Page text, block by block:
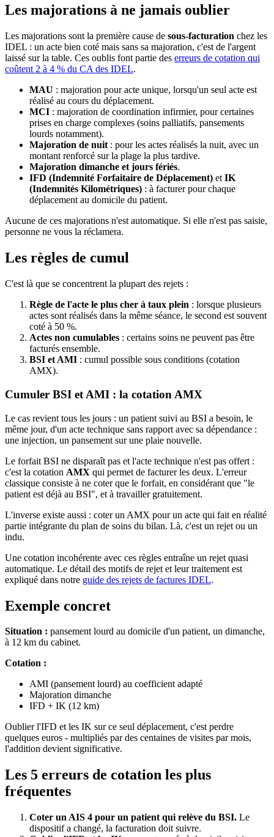
Les majorations à ne jamais oublier
Les majorations sont la première cause de sous-facturation chez les
IDEL : un acte bien coté mais sans sa majoration, c'est de l'argent
laissé sur la table. Ces oublis font partie des erreurs de cotation qui
coûtent 2 à 4 % du CA des IDEL.
MAU : majoration pour acte unique, lorsqu'un seul acte est
réalisé au cours du déplacement.
MCI : majoration de coordination infirmier, pour certaines
prises en charge complexes (soins palliatifs, pansements
lourds notamment).
Majoration de nuit : pour les actes réalisés la nuit, avec un
montant renforcé sur la plage la plus tardive.
Majoration dimanche et jours fériés.
IFD (Indemnité Forfaitaire de Déplacement) et IK
(Indemnités Kilométriques) : à facturer pour chaque
déplacement au domicile du patient.
Aucune de ces majorations n'est automatique. Si elle n'est pas saisie,
personne ne vous la réclamera.
Les règles de cumul
C'est là que se concentrent la plupart des rejets :
Règle de l'acte le plus cher à taux plein : lorsque plusieurs
actes sont réalisés dans la même séance, le second est souvent
coté à 50 %.
Actes non cumulables : certains soins ne peuvent pas être
facturés ensemble.
BSI et AMI : cumul possible sous conditions (cotation
AMX).
Cumuler BSI et AMI : la cotation AMX
Le cas revient tous les jours : un patient suivi au BSI a besoin, le
même jour, d'un acte technique sans rapport avec sa dépendance :
une injection, un pansement sur une plaie nouvelle.
Le forfait BSI ne disparaît pas et l'acte technique n'est pas offert :
c'est la cotation AMX qui permet de facturer les deux. L'erreur
classique consiste à ne coter que le forfait, en considérant que "le
patient est déjà au BSI", et à travailler gratuitement.
L'inverse existe aussi : coter un AMX pour un acte qui fait en réalité
partie intégrante du plan de soins du bilan. Là, c'est un rejet ou un
indu.
Une cotation incohérente avec ces règles entraîne un rejet quasi
automatique. Le détail des motifs de rejet et leur traitement est
expliqué dans notre guide des rejets de factures IDEL.
Exemple concret
Situation : pansement lourd au domicile d'un patient, un dimanche,
à 12 km du cabinet.
Cotation :
AMI (pansement lourd) au coefficient adapté
Majoration dimanche
IFD + IK (12 km)
Oublier l'IFD et les IK sur ce seul déplacement, c'est perdre
quelques euros - multipliés par des centaines de visites par mois,
l'addition devient significative.
Les 5 erreurs de cotation les plus
fréquentes
Coter un AIS 4 pour un patient qui relève du BSI. Le
dispositif a changé, la facturation doit suivre.